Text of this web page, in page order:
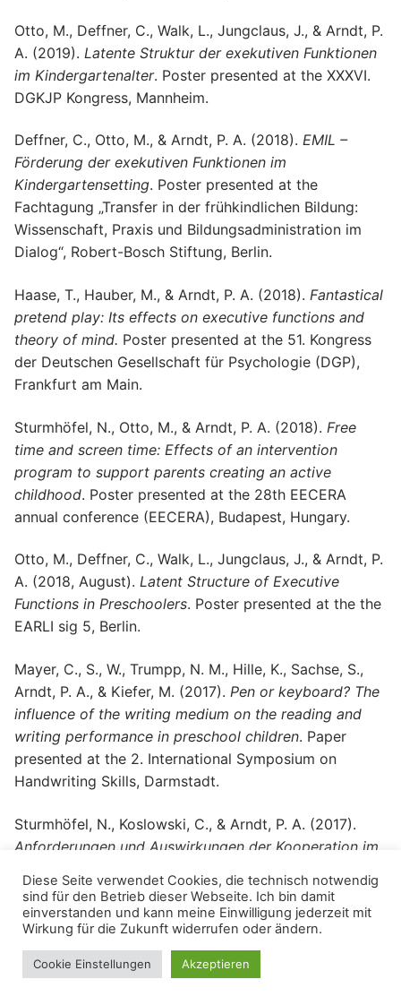
Otto, M., Deffner, C., Walk, L., Jungclaus, J., & Arndt, P.
A. (2019). Latente Struktur der exekutiven Funktionen
im Kindergartenalter. Poster presented at the XXXVI.
DGKJP Kongress, Mannheim.
Deffner, C., Otto, M., & Arndt, P. A. (2018). EMIL –
Förderung der exekutiven Funktionen im
Kindergartensetting. Poster presented at the
Fachtagung „Transfer in der frühkindlichen Bildung:
Wissenschaft, Praxis und Bildungsadministration im
Dialog“, Robert-Bosch Stiftung, Berlin.
Haase, T., Hauber, M., & Arndt, P. A. (2018). Fantastical
pretend play: Its effects on executive functions and
theory of mind. Poster presented at the 51. Kongress
der Deutschen Gesellschaft für Psychologie (DGP),
Frankfurt am Main.
Sturmhöfel, N., Otto, M., & Arndt, P. A. (2018). Free
time and screen time: Effects of an intervention
program to support parents creating an active
childhood. Poster presented at the 28th EECERA
annual conference (EECERA), Budapest, Hungary.
Otto, M., Deffner, C., Walk, L., Jungclaus, J., & Arndt, P.
A. (2018, August). Latent Structure of Executive
Functions in Preschoolers. Poster presented at the the
EARLI sig 5, Berlin.
Mayer, C., S., W., Trumpp, N. M., Hille, K., Sachse, S.,
Arndt, P. A., & Kiefer, M. (2017). Pen or keyboard? The
influence of the writing medium on the reading and
writing performance in preschool children. Paper
presented at the 2. International Symposium on
Handwriting Skills, Darmstadt.
Sturmhöfel, N., Koslowski, C., & Arndt, P. A. (2017).
Anforderungen und Auswirkungen der Kooperation im
Lehrkräfte. Paper presented at the 26. DGfE-
Jahrestagung der Sektion Schulpädagogik,
Kommission Grundschulforschung und Pädagogik der
Primarstufe, Landau.
Diese Seite verwendet Cookies, die technisch notwendig
sind für den Betrieb dieser Webseite. Ich bin damit
einverstanden und kann meine Einwilligung jederzeit mit
Wirkung für die Zukunft widerrufen oder ändern.
Cookie Einstellungen Akzeptieren